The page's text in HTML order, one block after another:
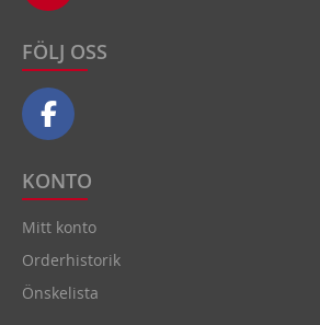
FÖLJ OSS
KONTO
Mitt konto
Orderhistorik
Önskelista